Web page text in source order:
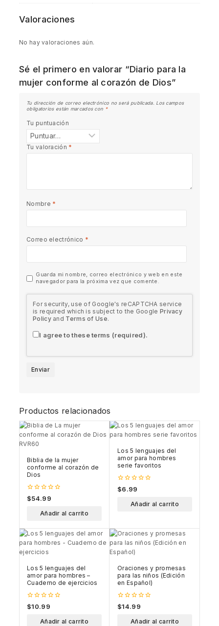
Valoraciones
No hay valoraciones aún.
Sé el primero en valorar “Diario para la
mujer conforme al corazón de Dios”
Tu dirección de correo electrónico no será publicada. Los campos
obligatorios están marcados con *
Tu puntuación
Tu valoración *
Nombre *
Correo electrónico *
Guarda mi nombre, correo electrónico y web en este
navegador para la próxima vez que comente.
For security, use of Google's reCAPTCHA service
is required which is subject to the Google Privacy
Policyand Terms of Use.
I agree to these terms (required).
Productos relacionados
Biblia de la mujer
conforme al corazón de
Dios
0
out
$54.99
Añadir al carrito
Los 5 lenguajes del
amor para hombres
serie favoritos
0
out
$6.99
Añadir al carrito
Los 5 lenguajes del
amor para hombres –
Cuaderno de ejercicios
0
out
$10.99
Añadir al carrito
Oraciones y promesas
para las niños (Edición
en Español)
0
out
$14.99
Añadir al carrito